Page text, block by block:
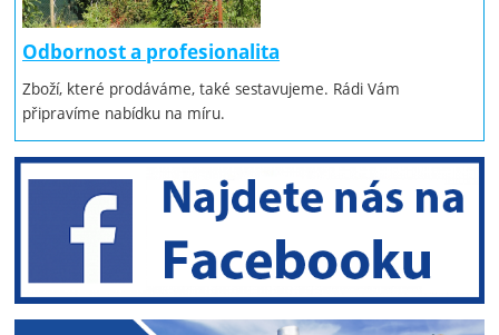
Odbornost a profesionalita
Zboží, které prodáváme, také sestavujeme. Rádi Vám
připravíme nabídku na míru.